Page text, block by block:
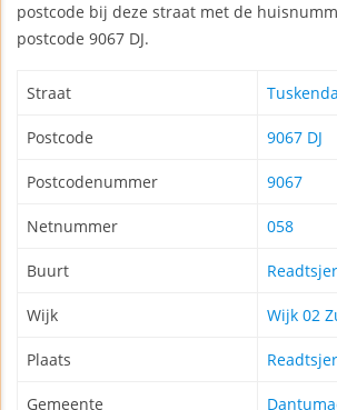
postcode bij deze straat met de
postcode 9067 DJ.
Straat
Postcode 9067 DJ
Postcodenummer 9067
Netnummer 058
Buurt
Wijk Wijk 02
Plaats
Gemeente